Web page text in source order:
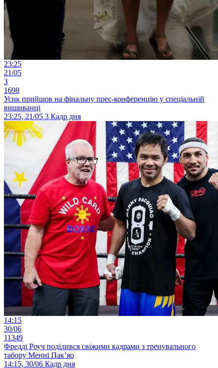
23:25
21/05
3
1698
Усик прийшов на фінальну прес-конференцію у спеціальній
вишиванці
23:25, 21/05 3 Кадр дня
14:15
30/06
11349
Фредді Роуч поділився свіжими кадрами з тренувального
табору Менні Пак’яо
14:15, 30/06 Кадр дня